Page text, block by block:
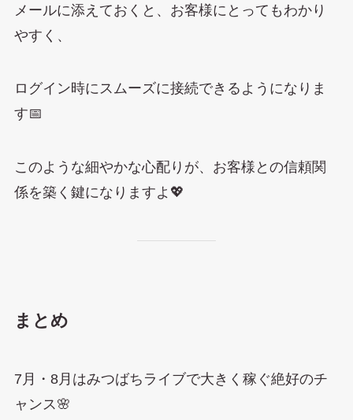
メールに添えておくと、お客様にとってもわかり
やすく、
ログイン時にスムーズに接続できるようになりま
す📅
このような細やかな心配りが、お客様との信頼関
係を築く鍵になりますよ💖
まとめ
7月・8月はみつばちライブで大きく稼ぐ絶好のチ
ャンス🌸